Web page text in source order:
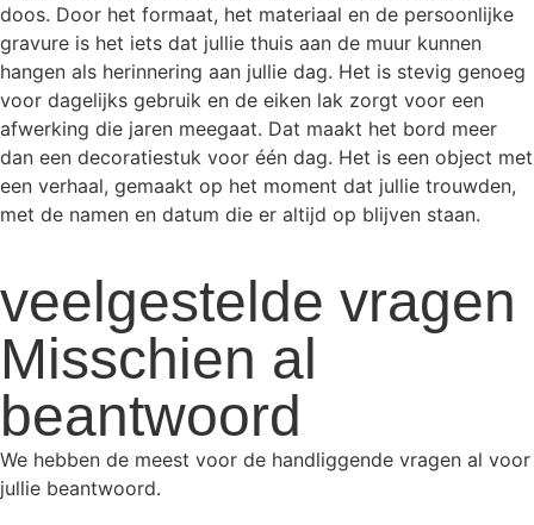
doos. Door het formaat, het materiaal en de persoonlijke
gravure is het iets dat jullie thuis aan de muur kunnen
hangen als herinnering aan jullie dag. Het is stevig genoeg
voor dagelijks gebruik en de eiken lak zorgt voor een
afwerking die jaren meegaat. Dat maakt het bord meer
dan een decoratiestuk voor één dag. Het is een object met
een verhaal, gemaakt op het moment dat jullie trouwden,
met de namen en datum die er altijd op blijven staan.
veelgestelde vragen
Misschien al
beantwoord
We hebben de meest voor de handliggende vragen al voor
jullie beantwoord.